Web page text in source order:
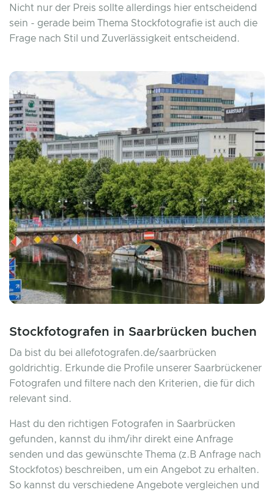
Nicht nur der Preis sollte allerdings hier entscheidend
sein - gerade beim Thema Stockfotografie ist auch die
Frage nach Stil und Zuverlässigkeit entscheidend.
Stockfotografen in Saarbrücken buchen
Da bist du bei allefotografen.de/saarbrücken
goldrichtig. Erkunde die Profile unserer Saarbrückener
Fotografen und filtere nach den Kriterien, die für dich
relevant sind.
Hast du den richtigen Fotografen in Saarbrücken
gefunden, kannst du ihm/ihr direkt eine Anfrage
senden und das gewünschte Thema (z.B Anfrage nach
Stockfotos) beschreiben, um ein Angebot zu erhalten.
So kannst du verschiedene Angebote vergleichen und